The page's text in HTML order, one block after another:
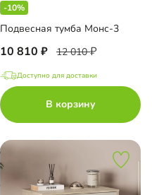
-10%
Подвесная тумба Монс-3
10 810 12 010
Доступно для доставки
В корзину